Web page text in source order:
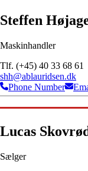
Steffen
Maskinhandler
Tlf. (+45) 40 33 68 61
shh@ablauridsen.dk
Phone Number
Lucas Skovrød
Sælger